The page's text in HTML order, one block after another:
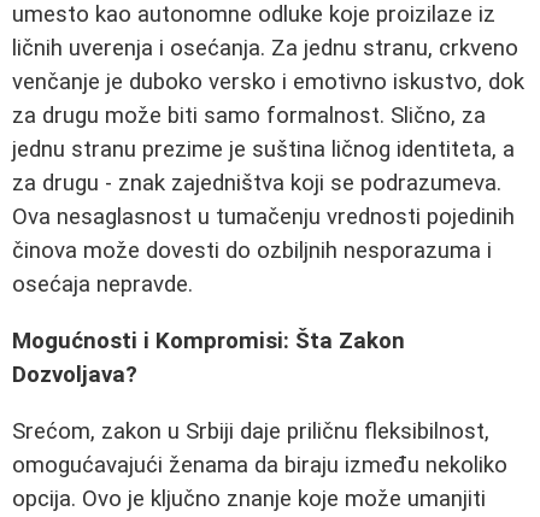
umesto kao autonomne odluke koje proizilaze iz
ličnih uverenja i osećanja. Za jednu stranu, crkveno
venčanje je duboko versko i emotivno iskustvo, dok
za drugu može biti samo formalnost. Slično, za
jednu stranu prezime je suština ličnog identiteta, a
za drugu - znak zajedništva koji se podrazumeva.
Ova nesaglasnost u tumačenju vrednosti pojedinih
činova može dovesti do ozbiljnih nesporazuma i
osećaja nepravde.
Mogućnosti i Kompromisi: Šta Zakon
Dozvoljava?
Srećom, zakon u Srbiji daje priličnu fleksibilnost,
omogućavajući ženama da biraju između nekoliko
opcija. Ovo je ključno znanje koje može umanjiti